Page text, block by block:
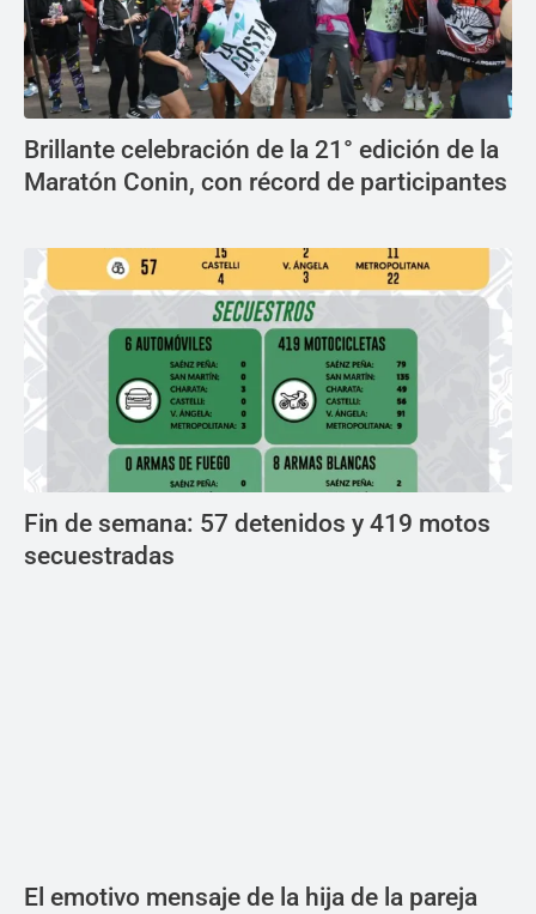
Brillante celebración de la 21° edición de la
Maratón Conin, con récord de participantes
Fin de semana: 57 detenidos y 419 motos
secuestradas
El emotivo mensaje de la hija de la pareja